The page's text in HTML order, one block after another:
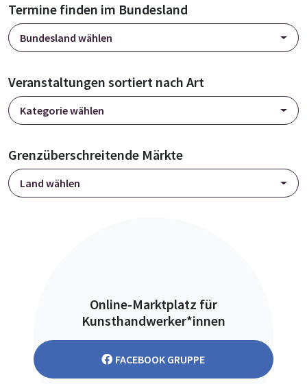
Termine finden im Bundesland
Bundesland wählen
Veranstaltungen sortiert nach Art
Kategorie wählen
Grenzüberschreitende Märkte
Land wählen
Online-Marktplatz für
Kunsthandwerker*innen
FACEBOOK GRUPPE